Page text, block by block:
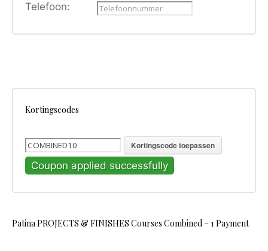
Telefoon:
Kortingscodes
Kortingscode toepassen
Coupon applied successfully
Patina PROJECTS & FINISHES Courses Combined – 1 Payment